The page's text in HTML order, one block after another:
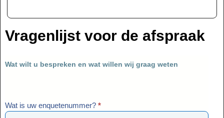
Vragenlijst voor de afspraak
Wat wilt u bespreken en wat willen wij graag weten
Wat is uw enquetenummer? *